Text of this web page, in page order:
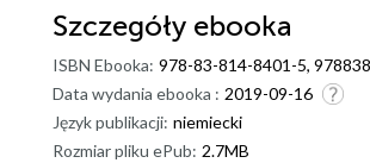
Szczegóły ebooka
ISBN Ebooka: 978-83-814-8401-5,
Data wydania ebooka : 2019-09-16
Język publikacji: niemiecki
Rozmiar pliku ePub: 2.7MB